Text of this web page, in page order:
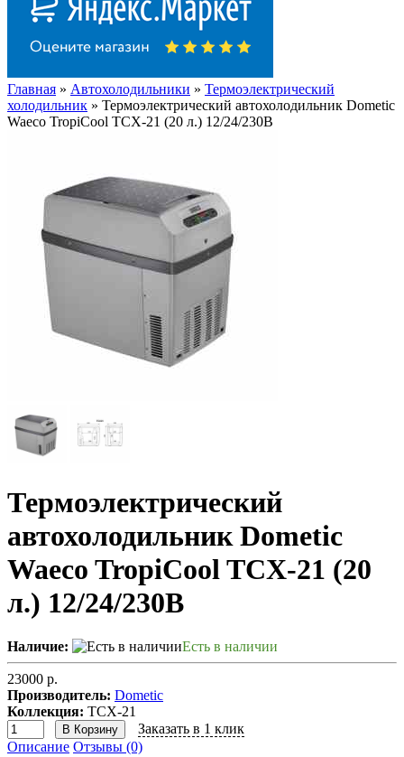
Главная » Автохолодильники » Термоэлектрический
холодильник » Термоэлектрический автохолодильник Dometic
Waeco TropiCool TCX-21 (20 л.) 12/24/230В
Термоэлектрический
автохолодильник Dometic
Waeco TropiCool TCX-21 (20
л.) 12/24/230В
Наличие: Есть в наличии
23000 р.
Производитель: Dometic
Коллекция: TCX-21
В Корзину
Заказать в 1 клик
Описание Отзывы (0)